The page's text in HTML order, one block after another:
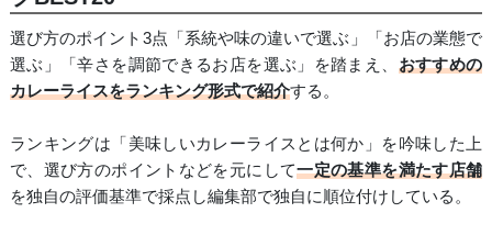
選び方のポイント3点「系統や味の違いで選ぶ」「お店の業態で
選ぶ」「辛さを調節できるお店を選ぶ」を踏まえ、 おすすめの
カレーライスをランキング形式で紹介する。
ランキングは「美味しいカレーライスとは何か」を吟味した上
で、選び方のポイントなどを元にして一定の基準を満たす店舗
を独自の評価基準で採点し編集部で独自に順位付けしている。